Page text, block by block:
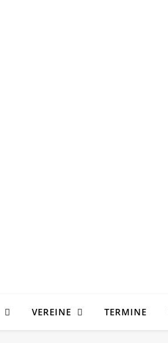
VEREINE TERMINE